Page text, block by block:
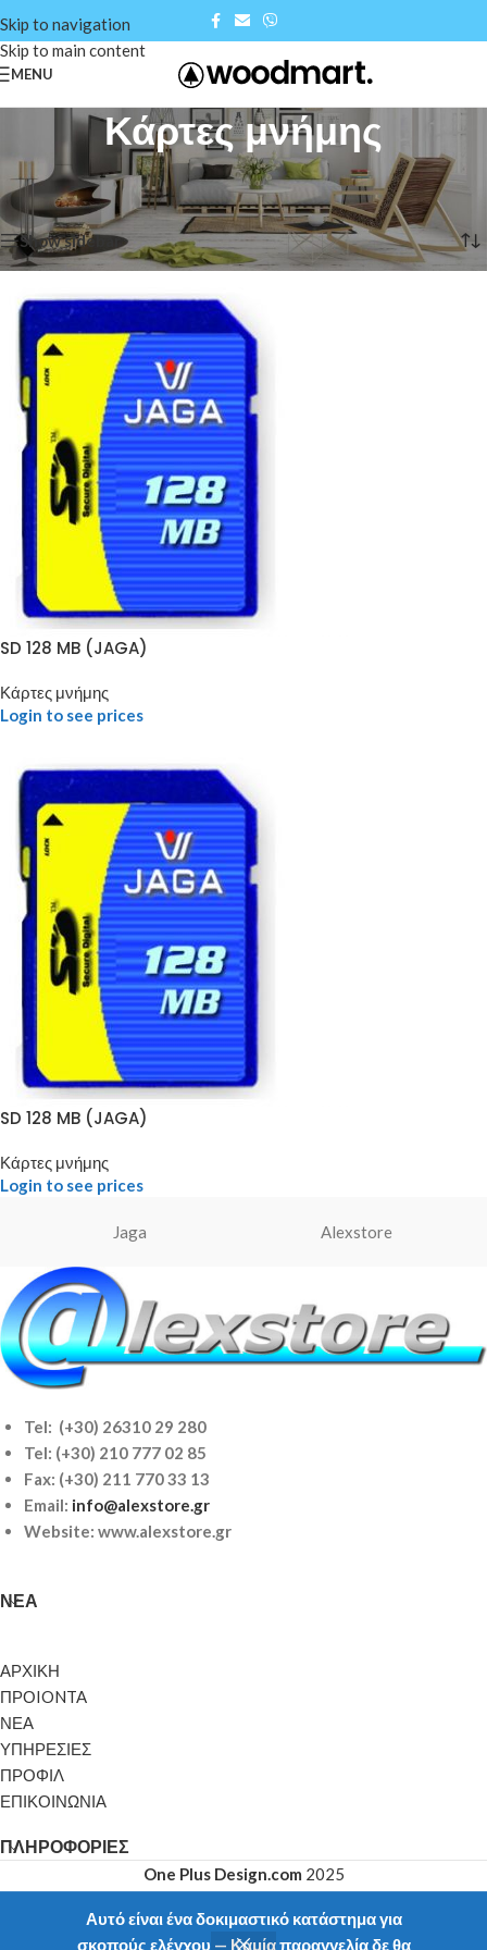
Αυτό είναι ένα δοκιμαστικό κατάστημα για
σκοπούς ελέγχου — Καμία παραγγελία δε θα
Skip to navigation
Skip to main content
MENU
Κάρτες μνήμης
Αρχική σελίδα Shop/Κάρτες μνήμης
Προβάλλονται όλα - 2 αποτελέσματα
Show sidebar
SD 128 MB (JAGA)
Κάρτες μνήμης
Login to see prices
SD 128 MB (JAGA)
Κάρτες μνήμης
Login to see prices
Jaga Alexstore
Tel: (+30) 26310 29 280
Tel: (+30) 210 777 02 85
Fax: (+30) 211 770 33 13
Email: info@alexstore.gr
Website: www.alexstore.gr
ΝΈΑ
ΑΡΧΙΚΗ
ΠΡΟIONTA
ΝΕΑ
ΥΠΗΡΕΣΙΕΣ
ΠΡΟΦΙΛ
ΕΠΙΚΟΙΝΩΝΙΑ
ΠΛΗΡΟΦΟΡΊΕΣ
One Plus Design.com 2025